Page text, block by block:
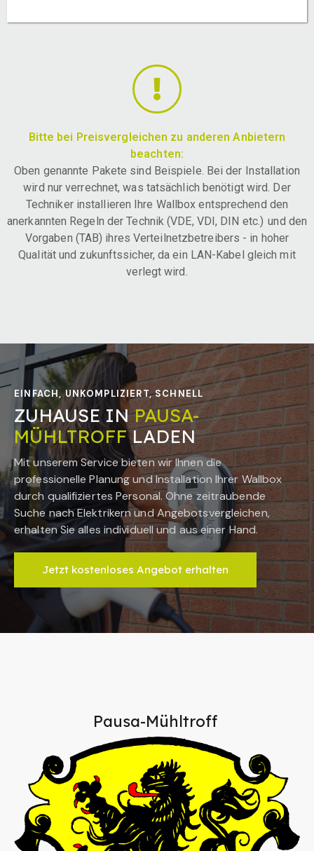
Bitte bei Preisvergleichen zu anderen Anbietern
beachten:
Oben genannte Pakete sind Beispiele. Bei der Installation
wird nur verrechnet, was tatsächlich benötigt wird. Der
Techniker installieren Ihre Wallbox entsprechend den
anerkannten Regeln der Technik (VDE, VDI, DIN etc.) und den
Vorgaben (TAB) ihres Verteilnetzbetreibers - in hoher
Qualität und zukunftssicher, da ein LAN-Kabel gleich mit
verlegt wird.
EINFACH, UNKOMPLIZIERT, SCHNELL
ZUHAUSE INPAUSA-
MÜHLTROFFLADEN
Mit unserem Service bieten wir Ihnen die
professionelle Planung und Installation Ihrer Wallbox
durch qualifiziertes Personal. Ohne zeitraubende
Suche nach Elektrikern und Angebotsvergleichen,
erhalten Sie alles individuell und aus einer Hand.
Jetzt kostenloses Angebot erhalten
Pausa-Mühltroff